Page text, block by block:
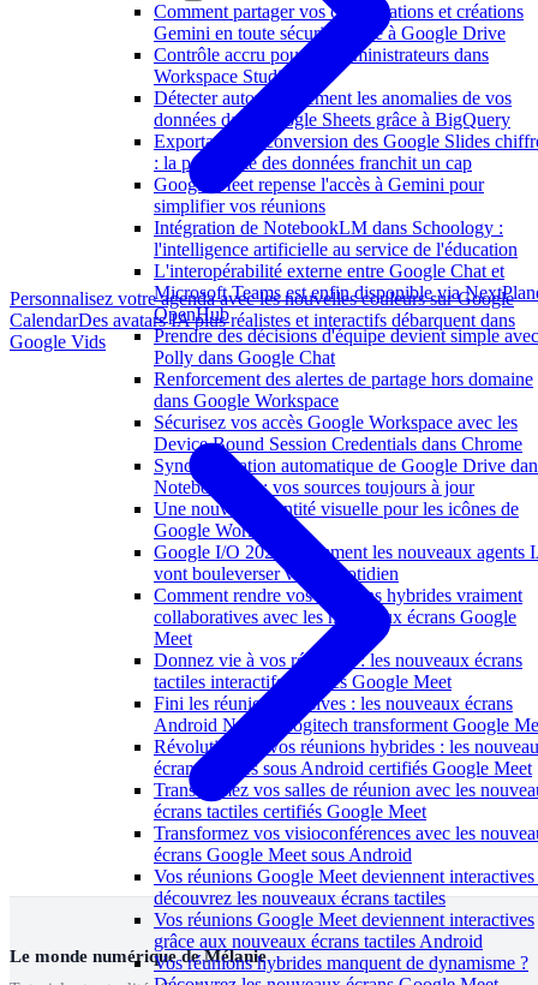
Comment partager vos conversations et créations
Gemini en toute sécurité grâce à Google Drive
Contrôle accru pour les administrateurs dans
Workspace Studio
Détecter automatiquement les anomalies de vos
données dans Google Sheets grâce à BigQuery
Exportation et conversion des Google Slides
: la portabilité des données franchit un cap
Google Meet repense l'accès à Gemini pour
simplifier vos réunions
Intégration de NotebookLM dans Schoology :
l'intelligence artificielle au service de l'éducation
L'interopérabilité externe entre Google Chat et
Microsoft Teams est enfin disponible via
OpenHub
Prendre des décisions d'équipe devient simple avec
Polly dans Google Chat
Renforcement des alertes de partage hors domaine
dans Google Workspace
Sécurisez vos accès Google Workspace avec les
Device Bound Session Credentials dans Chrome
Synchronisation automatique de Google Drive
NotebookLM : vos sources toujours à jour
Une nouvelle identité visuelle pour les icônes de
Google Workspace
Google I/O 2026 : comment les nouveaux agents
vont bouleverser votre quotidien
Comment rendre vos réunions hybrides vraiment
collaboratives avec les nouveaux écrans Google
Meet
Donnez vie à vos réunions : les nouveaux écrans
tactiles interactifs certifiés Google Meet
Fini les réunions passives : les nouveaux écrans
Android Neat et Logitech transforment Google
Révolutionnez vos réunions hybrides : les
écrans tactiles sous Android certifiés Google Meet
Transformez vos salles de réunion avec les
écrans tactiles certifiés Google Meet
Transformez vos visioconférences avec les
écrans Google Meet sous Android
Vos réunions Google Meet deviennent interactives
découvrez les nouveaux écrans tactiles
Vos réunions Google Meet deviennent interactives
grâce aux nouveaux écrans tactiles Android
Vos réunions hybrides manquent de dynamisme ?
Personnalisez votre agenda avec les nouvelles couleurs sur Google
CalendarDes avatars IA plus réalistes et interactifs débarquent dans
Google Vids
Le monde numérique de Mélanie